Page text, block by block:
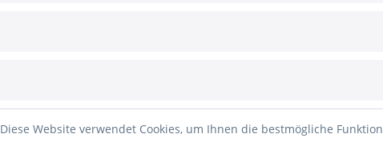
* Alle Preise inkl. gesetzl. Mehrwertsteuer zzgl.Versandkostenund ggf.
Diese Website verwendet Cookies, um Ihnen die bestmögliche